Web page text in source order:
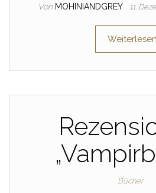
Von MOHINIANDGREY 11.
Weiterlesen
Bücher